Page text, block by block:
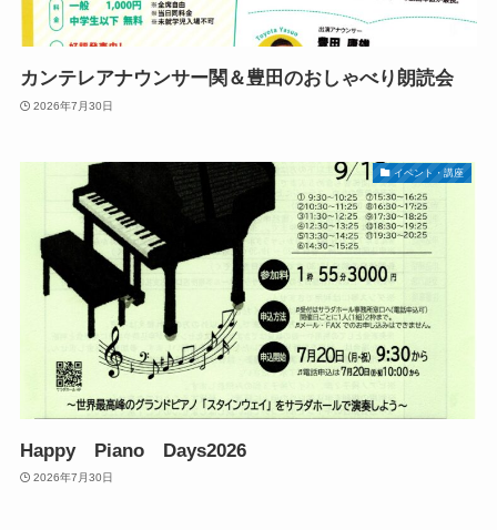
カンテレアナウンサー関＆豊田のおしゃべり朗読会
2026年7月30日
イベント・講座
Happy Piano Days2026
2026年7月30日